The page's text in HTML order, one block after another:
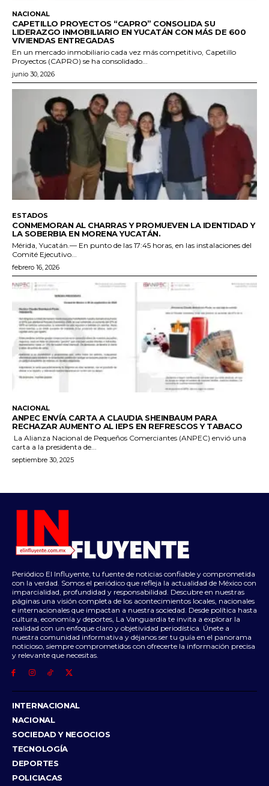
NACIONAL
CAPETILLO PROYECTOS “CAPRO” CONSOLIDA SU
LIDERAZGO INMOBILIARIO EN YUCATÁN CON MÁS DE 600
VIVIENDAS ENTREGADAS
En un mercado inmobiliario cada vez más competitivo, Capetillo
Proyectos (CAPRO) se ha consolidado...
junio 30, 2026
ESTADOS
CONMEMORAN AL CHARRAS Y PROMUEVEN LA IDENTIDAD Y
LA SOBERBIA EN MORENA YUCATÁN.
Mérida, Yucatán.— En punto de las 17:45 horas, en las instalaciones del
Comité Ejecutivo...
febrero 16, 2026
NACIONAL
ANPEC ENVÍA CARTA A CLAUDIA SHEINBAUM PARA
RECHAZAR AUMENTO AL IEPS EN REFRESCOS Y TABACO
La Alianza Nacional de Pequeños Comerciantes (ANPEC) envió una
carta a la presidenta de...
septiembre 30, 2025
Periódico El Influyente, tu fuente de noticias confiable y comprometida
con la verdad. Somos el periódico que refleja la actualidad de México con
imparcialidad, profundidad y responsabilidad. Descubre en nuestras
páginas una visión completa de los acontecimientos locales, nacionales
e internacionales que impactan a nuestra sociedad. Desde política hasta
cultura, economía y deportes, La Vanguardia te invita a explorar la
realidad con un enfoque claro y objetividad periodística. Únete a
nuestra comunidad informativa y déjanos ser tu guía en el panorama
noticioso, siempre comprometidos con ofrecerte la información precisa
y relevante que necesitas.
INTERNACIONAL
NACIONAL
SOCIEDAD Y NEGOCIOS
TECNOLOGÍA
DEPORTES
POLICIACAS